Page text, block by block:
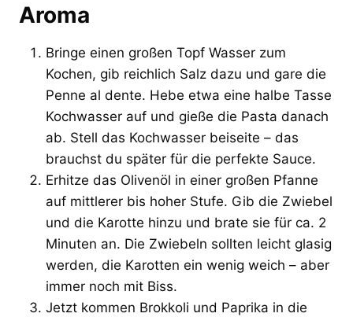
Aroma
Bringe einen großen Topf Wasser zum
Kochen, gib reichlich Salz dazu und gare die
Penne al dente. Hebe etwa eine halbe Tasse
Kochwasser auf und gieße die Pasta danach
ab. Stell das Kochwasser beiseite – das
brauchst du später für die perfekte Sauce.
Erhitze das Olivenöl in einer großen Pfanne
auf mittlerer bis hoher Stufe. Gib die Zwiebel
und die Karotte hinzu und brate sie für ca. 2
Minuten an. Die Zwiebeln sollten leicht glasig
werden, die Karotten ein wenig weich – aber
immer noch mit Biss.
Jetzt kommen Brokkoli und Paprika in die